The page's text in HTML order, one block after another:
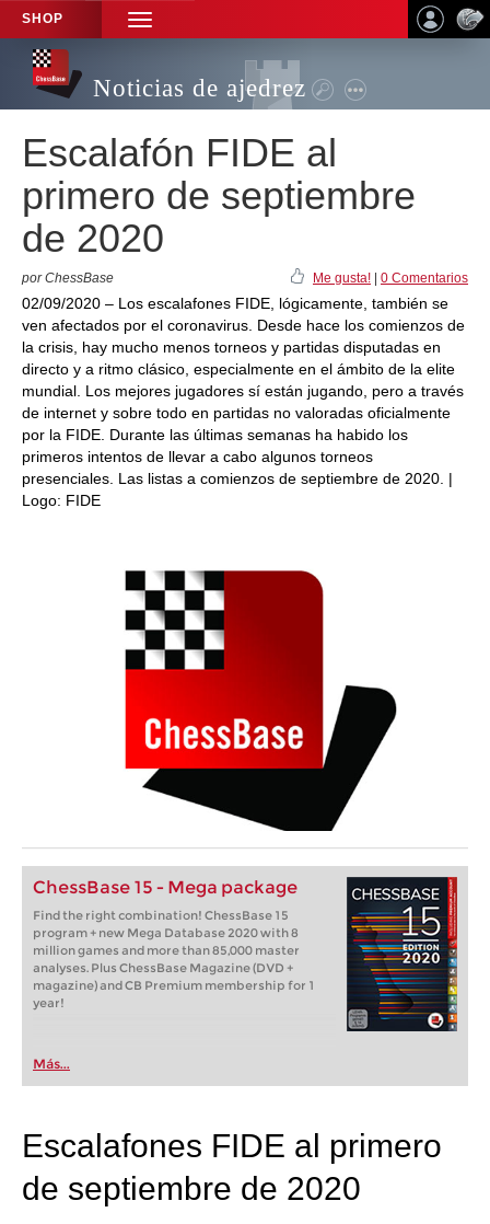
SHOP
TOGGLE
NAVIGATION
Noticias de ajedrez
Escalafón FIDE al
primero de septiembre
de 2020
por ChessBase Me gusta! 0 Comentarios
02/09/2020 – Los escalafones FIDE, lógicamente, también se
ven afectados por el coronavirus. Desde hace los comienzos de
la crisis, hay mucho menos torneos y partidas disputadas en
directo y a ritmo clásico, especialmente en el ámbito de la elite
mundial. Los mejores jugadores sí están jugando, pero a través
de internet y sobre todo en partidas no valoradas oficialmente
por la FIDE. Durante las últimas semanas ha habido los
primeros intentos de llevar a cabo algunos torneos
presenciales. Las listas a comienzos de septiembre de 2020. |
Logo: FIDE
ChessBase 15 - Mega package
Find the right combination! ChessBase 15
program + new Mega Database 2020 with 8
million games and more than 85,000 master
analyses. Plus ChessBase Magazine (DVD +
magazine) and CB Premium membership for 1
year!
Más...
Escalafones FIDE al primero
de septiembre de 2020